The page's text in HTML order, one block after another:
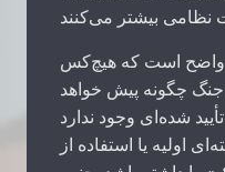
واضح است که هیچ‌کس
جنگ چگونه پیش خواهد
شده‌ای وجود ندارد
اولیه یا استفاده از